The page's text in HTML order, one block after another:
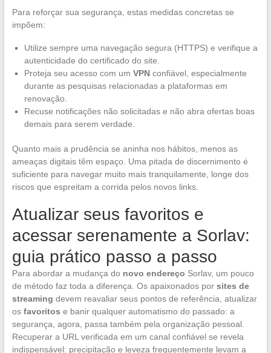
Para reforçar sua segurança, estas medidas concretas se
impõem:
Utilize sempre uma navegação segura (HTTPS) e verifique a
autenticidade do certificado do site.
Proteja seu acesso com um VPNconfiável, especialmente
durante as pesquisas relacionadas a plataformas em
renovação.
Recuse notificações não solicitadas e não abra ofertas boas
demais para serem verdade.
Quanto mais a prudência se aninha nos hábitos, menos as
ameaças digitais têm espaço. Uma pitada de discernimento é
suficiente para navegar muito mais tranquilamente, longe dos
riscos que espreitam a corrida pelos novos links.
Atualizar seus favoritos e
acessar serenamente a Sorlav:
guia prático passo a passo
Para abordar a mudança do novo endereço Sorlav, um pouco
de método faz toda a diferença. Os apaixonados por sites de
streaming devem reavaliar seus pontos de referência, atualizar
os favoritos e banir qualquer automatismo do passado: a
segurança, agora, passa também pela organização pessoal.
Recuperar a URL verificada em um canal confiável se revela
indispensável: precipitação e leveza frequentemente levam a